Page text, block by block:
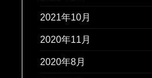
2021年10月
2020年11月
2020年8月